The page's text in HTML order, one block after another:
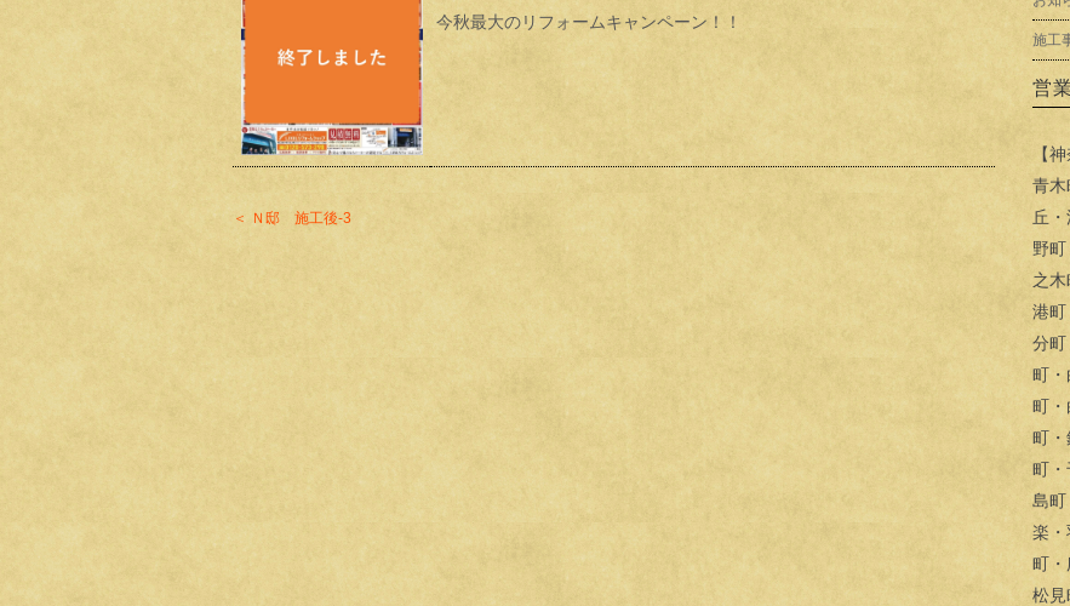
今秋最大のリフォームキャンペーン！！
＜ Ｎ邸 施工後-3
施工
営
【
青
丘
野
之
港
分
町
町・
町
町
島
楽・
町・
松